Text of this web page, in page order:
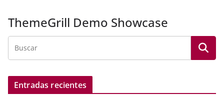
ThemeGrill Demo Showcase
Entradas recientes